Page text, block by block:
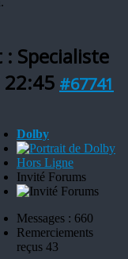
Specialiste
22:45 #67741
Dolby
Hors Ligne
Invité Forums
Messages : 660
Remerciements
reçus 43